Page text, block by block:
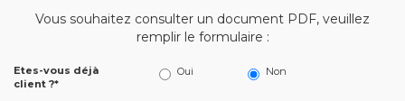
Vous souhaitez consulter un document PDF, veuillez
remplir le formulaire :
Etes-vous déjà
client ?*
Oui Non